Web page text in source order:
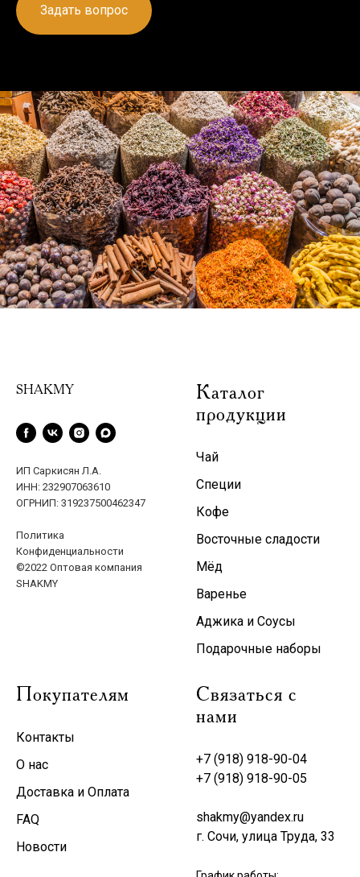
Задать вопрос
SHAKMY
ИП Саркисян Л.А.
ИНН: 232907063610
ОГРНИП: 319237500462347
Политика
Конфиденциальности
©2022 Оптовая компания
SHAKMY
Каталог
продукции
Чай
Специи
Кофе
Восточные сладости
Мёд
Варенье
Аджика и Соусы
Подарочные наборы
Покупателям
Контакты
О нас
Доставка и Оплата
FAQ
Новости
Связаться с
нами
+7 (918) 918-90-04
+7 (918) 918-90-05
shakmy@yandex.ru
г. Сочи, улица Труда, 33